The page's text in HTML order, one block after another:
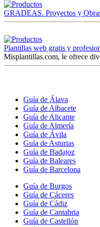
GRADEAS. Proyectos y
Plantillas web gratis y
Misplantillas.com, le ofrece
Guía de Álava
Guía de Albacete
Guía de Alicante
Guía de Almería
Guía de Ávila
Guía de Asturias
Guía de Badajoz
Guía de Baleares
Guía de Barcelona
Guía de Burgos
Guía de Cáceres
Guía de Cádiz
Guía de Cantabria
Guía de Castellón